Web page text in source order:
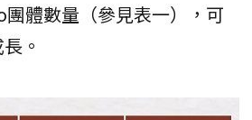
團體數量（參見表一），可
。